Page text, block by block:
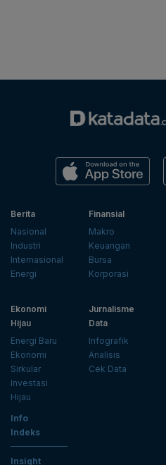
Berita
Nasional
Industri
Internasional
Energi
Finansial
Makro
Keuangan
Bursa
Korporasi
Ekonomi
Hijau
Energi Baru
Ekonomi
Sirkular
Investasi
Hijau
Jurnalisme
Data
Infografik
Analisis
Cek Data
Info
Indeks
Insight